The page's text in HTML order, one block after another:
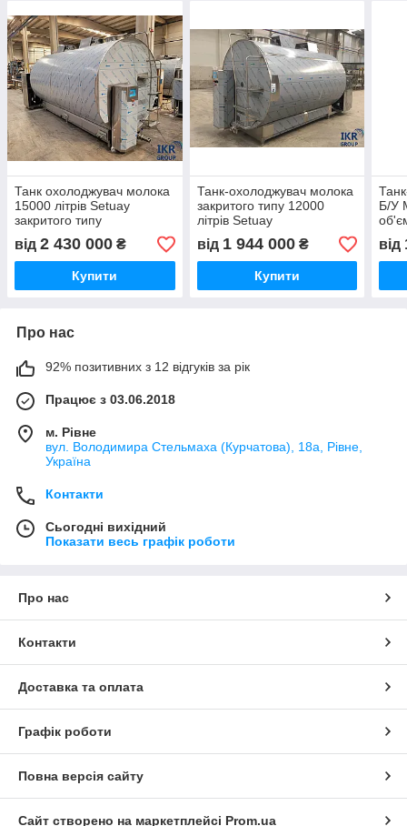
Танк охолоджувач молока
15000 літрів Setuay
закритого типу
від 2 430 000 ₴
Купити
Танк-охолоджувач молока
закритого типу 12000
літрів Setuay
від 1 944 000₴
Купити
Б/У
від
Про нас
92% позитивних з 12 відгуків за рік
Працює з 03.06.2018
м. Рівне
вул. Володимира Стельмаха (Курчатова), 18а, Рівне,
Україна
Контакти
Сьогодні вихідний
Показати весь графік роботи
Про нас
Контакти
Доставка та оплата
Графік роботи
Повна версія сайту
Сайт створено на маркетплейсі Prom.ua